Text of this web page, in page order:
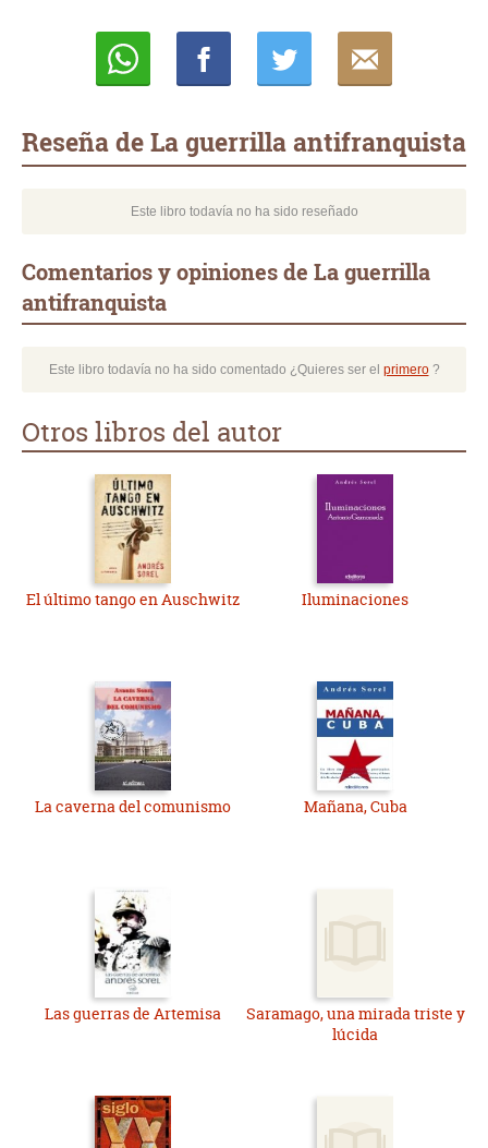
Reseña de La guerrilla antifranquista
Este libro todavía no ha sido reseñado
Comentarios y opiniones de La guerrilla
antifranquista
Este libro todavía no ha sido comentado ¿Quieres ser el primero?
Otros libros del autor
El último tango en Auschwitz Iluminaciones
La caverna del comunismo Mañana, Cuba
Las guerras de Artemisa
Saramago, una mirada triste y
lúcida